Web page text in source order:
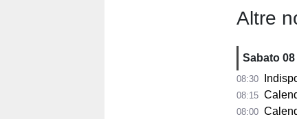
Altre
Sabato
08:30
08:15
08:00